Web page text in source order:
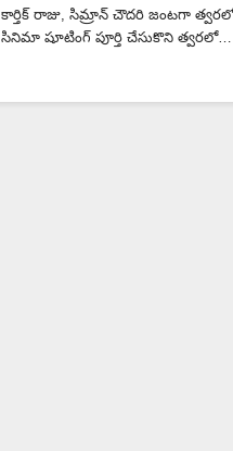
కార్తిక్ రాజు, సిమ్రాన్ చౌద‌రి జంట‌గా త్వరలో
సినిమా షూటింగ్ పూర్తి చేసుకొని త్వరలో…